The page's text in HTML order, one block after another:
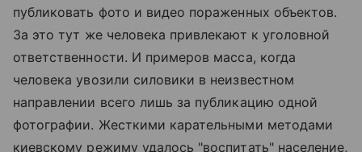
публиковать фото и видео пораженных объектов.
За это тут же человека привлекают к уголовной
ответственности. И примеров масса, когда
человека увозили силовики в неизвестном
направлении всего лишь за публикацию одной
фотографии. Жесткими карательными методами
киевскому режиму удалось "воспитать" население,